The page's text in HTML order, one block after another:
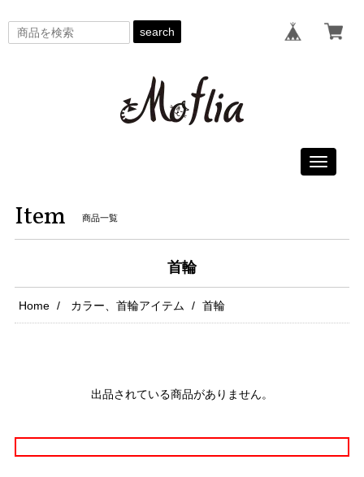
search
Toggle
Item 商品一覧
首輪
Home カラー、首輪アイテム 首輪
出品されている商品がありません。